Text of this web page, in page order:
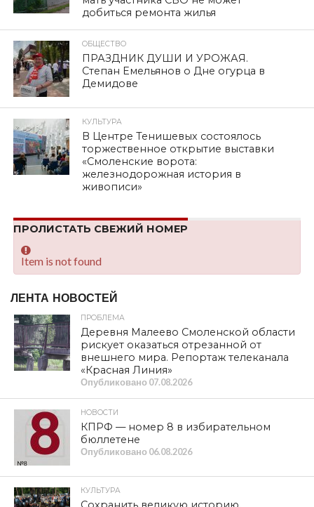
добиться ремонта жилья
ОБЩЕСТВО
ПРАЗДНИК ДУШИ И УРОЖАЯ.
Степан Емельянов о Дне огурца в
Демидове
КУЛЬТУРА
В Центре Тенишевых состоялось
торжественное открытие выставки
«Смоленские ворота:
железнодорожная история в
живописи»
ПРОЛИСТАТЬ СВЕЖИЙ НОМЕР
Item is not found
ЛЕНТА НОВОСТЕЙ
ПРОБЛЕМА
Деревня Малеево Смоленской области
рискует оказаться отрезанной от
внешнего мира. Репортаж телеканала
«Красная Линия»
Опубликовано 07.08.2026
НОВОСТИ
КПРФ — номер 8 в избирательном
бюллетене
Опубликовано 06.08.2026
КУЛЬТУРА